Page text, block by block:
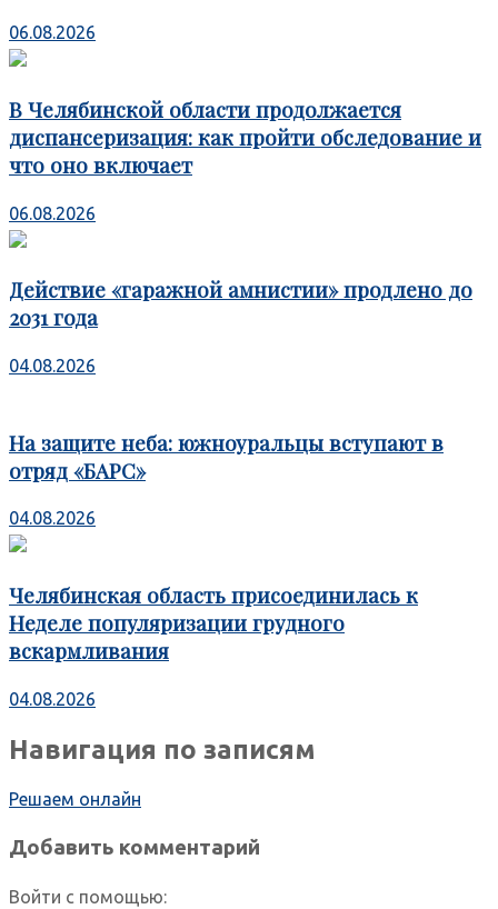
06.08.2026
В Челябинской области продолжается
диспансеризация: как пройти обследование и
что оно включает
06.08.2026
Действие «гаражной амнистии» продлено до
2031 года
04.08.2026
На защите неба: южноуральцы вступают в
отряд «БАРС»
04.08.2026
Челябинская область присоединилась к
Неделе популяризации грудного
вскармливания
04.08.2026
Навигация по записям
Решаем онлайн
Добавить комментарий
Войти с помощью: